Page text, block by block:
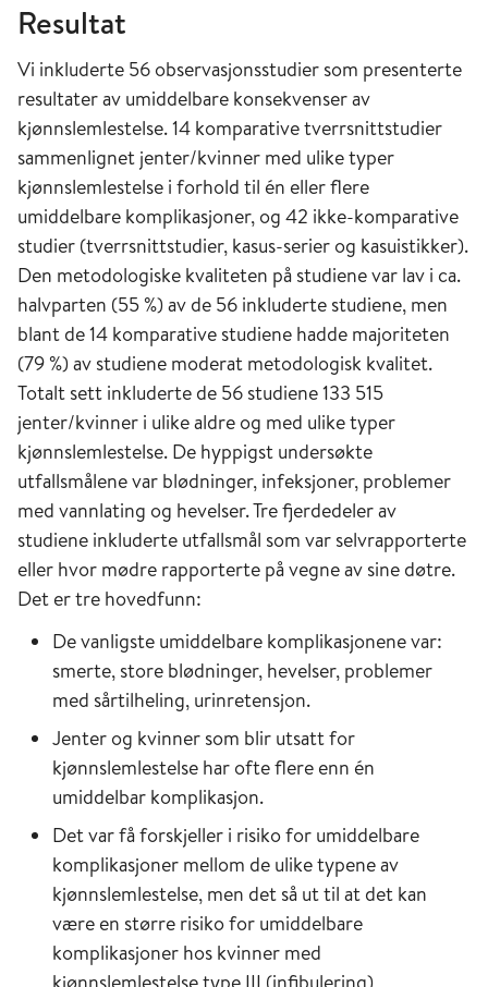
Resultat
Vi inkluderte 56 observasjonsstudier som presenterte
resultater av umiddelbare konsekvenser av
kjønnslemlestelse. 14 komparative tverrsnittstudier
sammenlignet jenter/kvinner med ulike typer
kjønnslemlestelse i forhold til én eller flere
umiddelbare komplikasjoner, og 42 ikke-komparative
studier (tverrsnittstudier, kasus-serier og kasuistikker).
Den metodologiske kvaliteten på studiene var lav i ca.
halvparten (55 %) av de 56 inkluderte studiene, men
blant de 14 komparative studiene hadde majoriteten
(79 %) av studiene moderat metodologisk kvalitet.
Totalt sett inkluderte de 56 studiene 133 515
jenter/kvinner i ulike aldre og med ulike typer
kjønnslemlestelse. De hyppigst undersøkte
utfallsmålene var blødninger, infeksjoner, problemer
med vannlating og hevelser. Tre fjerdedeler av
studiene inkluderte utfallsmål som var selvrapporterte
eller hvor mødre rapporterte på vegne av sine døtre.
Det er tre hovedfunn:
De vanligste umiddelbare komplikasjonene var:
smerte, store blødninger, hevelser, problemer
med sårtilheling, urinretensjon.
Jenter og kvinner som blir utsatt for
kjønnslemlestelse har ofte flere enn én
umiddelbar komplikasjon.
Det var få forskjeller i risiko for umiddelbare
komplikasjoner mellom de ulike typene av
kjønnslemlestelse, men det så ut til at det kan
være en større risiko for umiddelbare
komplikasjoner hos kvinner med